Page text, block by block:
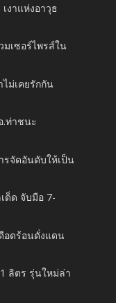
เงาแห่งอาวุธ
มเซอร์ไพรส์ใน
ไม่เคยรักกัน
.ท่าชนะ
รจัดอันดับให้เป็น
ด็ด จับมือ 7-
ดือดร้อนดั่งแดน
ลิตร รุ่นใหม่ล่า